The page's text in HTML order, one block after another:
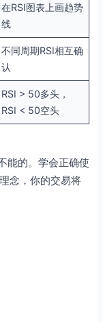
在RSI图表上画趋势
线
不同周期RSI相互确
认
RSI > 50多头，
RSI < 50空头
能的。学会正确使
念，你的交易将